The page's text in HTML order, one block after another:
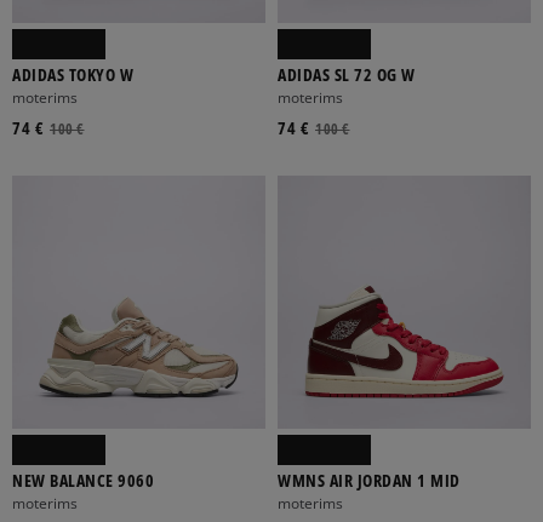
ADIDAS TOKYO W
moterims
100 €
74 €
ADIDAS SL 72 OG W
moterims
100 €
74 €
NEW BALANCE 9060
moterims
WMNS AIR JORDAN 1 MID
moterims